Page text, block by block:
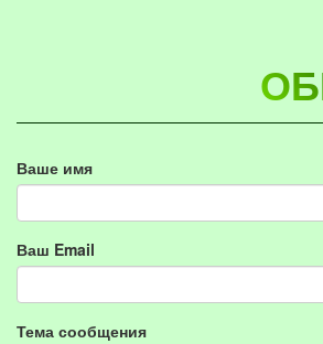
Ваше имя
Ваш Email
Тема сообщения